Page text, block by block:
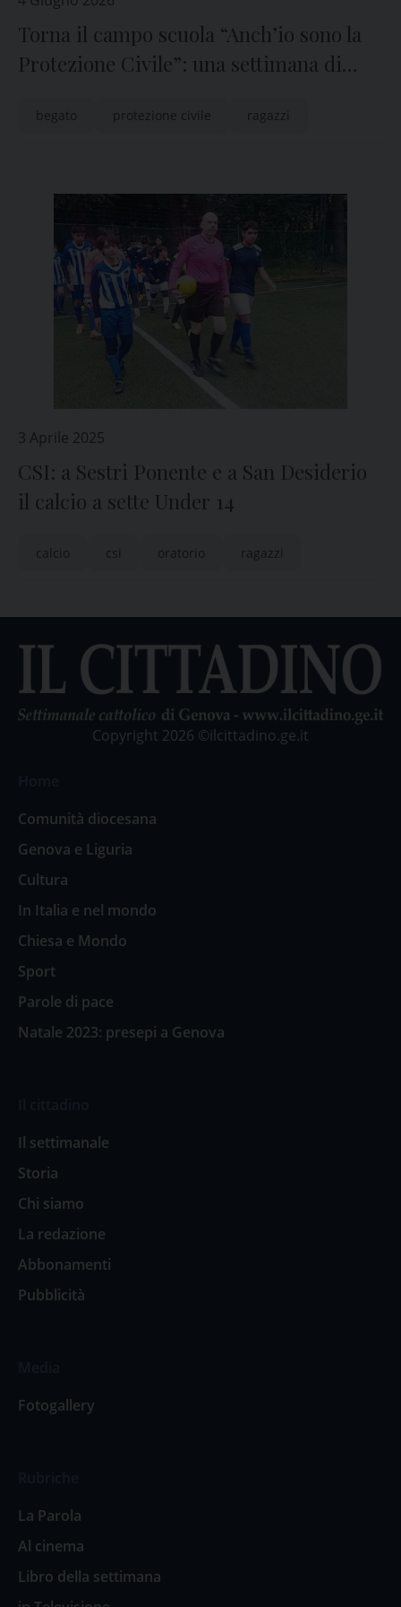
Torna il campo scuola “Anch’io sono la
Protezione Civile”: una settimana di
begato protezione civile ragazzi
3 Aprile 2025
CSI: a Sestri Ponente e a San Desiderio
il calcio a sette Under 14
calcio csi oratorio ragazzi
Copyright 2026 ©ilcittadino.ge.it
Comunità diocesana
Genova e Liguria
Cultura
In Italia e nel mondo
Chiesa e Mondo
Sport
Parole di pace
Natale 2023: presepi a Genova
Il settimanale
Storia
Chi siamo
La redazione
Abbonamenti
Pubblicità
Fotogallery
La Parola
Al cinema
Libro della settimana